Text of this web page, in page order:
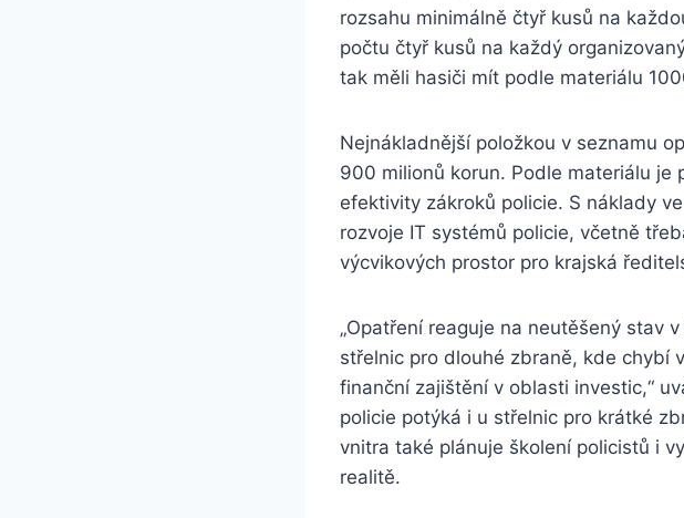
rozsahu minimálně čtyř kusů na
počtu čtyř kusů na každý
tak měli hasiči mít podle materiálu
Nejnákladnější položkou v seznamu
900 milionů korun. Podle materiálu je
efektivity zákroků policie. S náklady
rozvoje IT systémů policie, včetně
výcvikových prostor pro krajská
„Opatření reaguje na neutěšený stav
střelnic pro dlouhé zbraně, kde chybí
finanční zajištění v oblasti investic,“
policie potýká i u střelnic pro krátké
vnitra také plánuje školení policistů i
realitě.